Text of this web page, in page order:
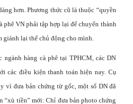
hơn. Phương thức cũ là thuộc “quyền
phê VN phải tập hợp lại để chuyển thành
giành lại thế chủ động cho mình.
ngành hàng cà phê tại TPHCM, các DN
các điều kiện thanh toán hiện nay. Cụ
vì đưa bản chứng từ gốc, một số DN đã
“xù tiền” mới: Chỉ đưa bản photo chứng